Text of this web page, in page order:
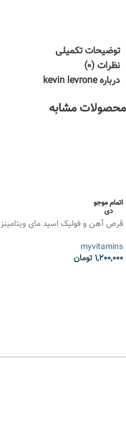
توضیحات تکمیلی
نظرات (0)
درباره kevin levrone
محصولات مشابه
اتمام موجو
دی
قرص آهن و فولیک اسید مای ویتامینز
myvitamins
1,200,000تومان